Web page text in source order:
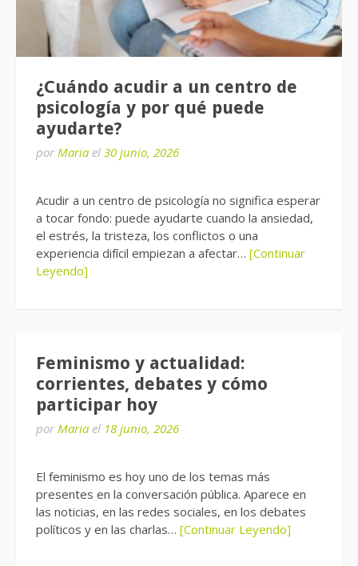
¿Cuándo acudir a un centro de
psicología y por qué puede
ayudarte?
por Maria el 30 junio, 2026
Acudir a un centro de psicología no significa esperar
a tocar fondo: puede ayudarte cuando la ansiedad,
el estrés, la tristeza, los conflictos o una
experiencia difícil empiezan a afectar… [Continuar
Leyendo]
Feminismo y actualidad:
corrientes, debates y cómo
participar hoy
por Maria el 18 junio, 2026
El feminismo es hoy uno de los temas más
presentes en la conversación pública. Aparece en
las noticias, en las redes sociales, en los debates
políticos y en las charlas… [Continuar Leyendo]